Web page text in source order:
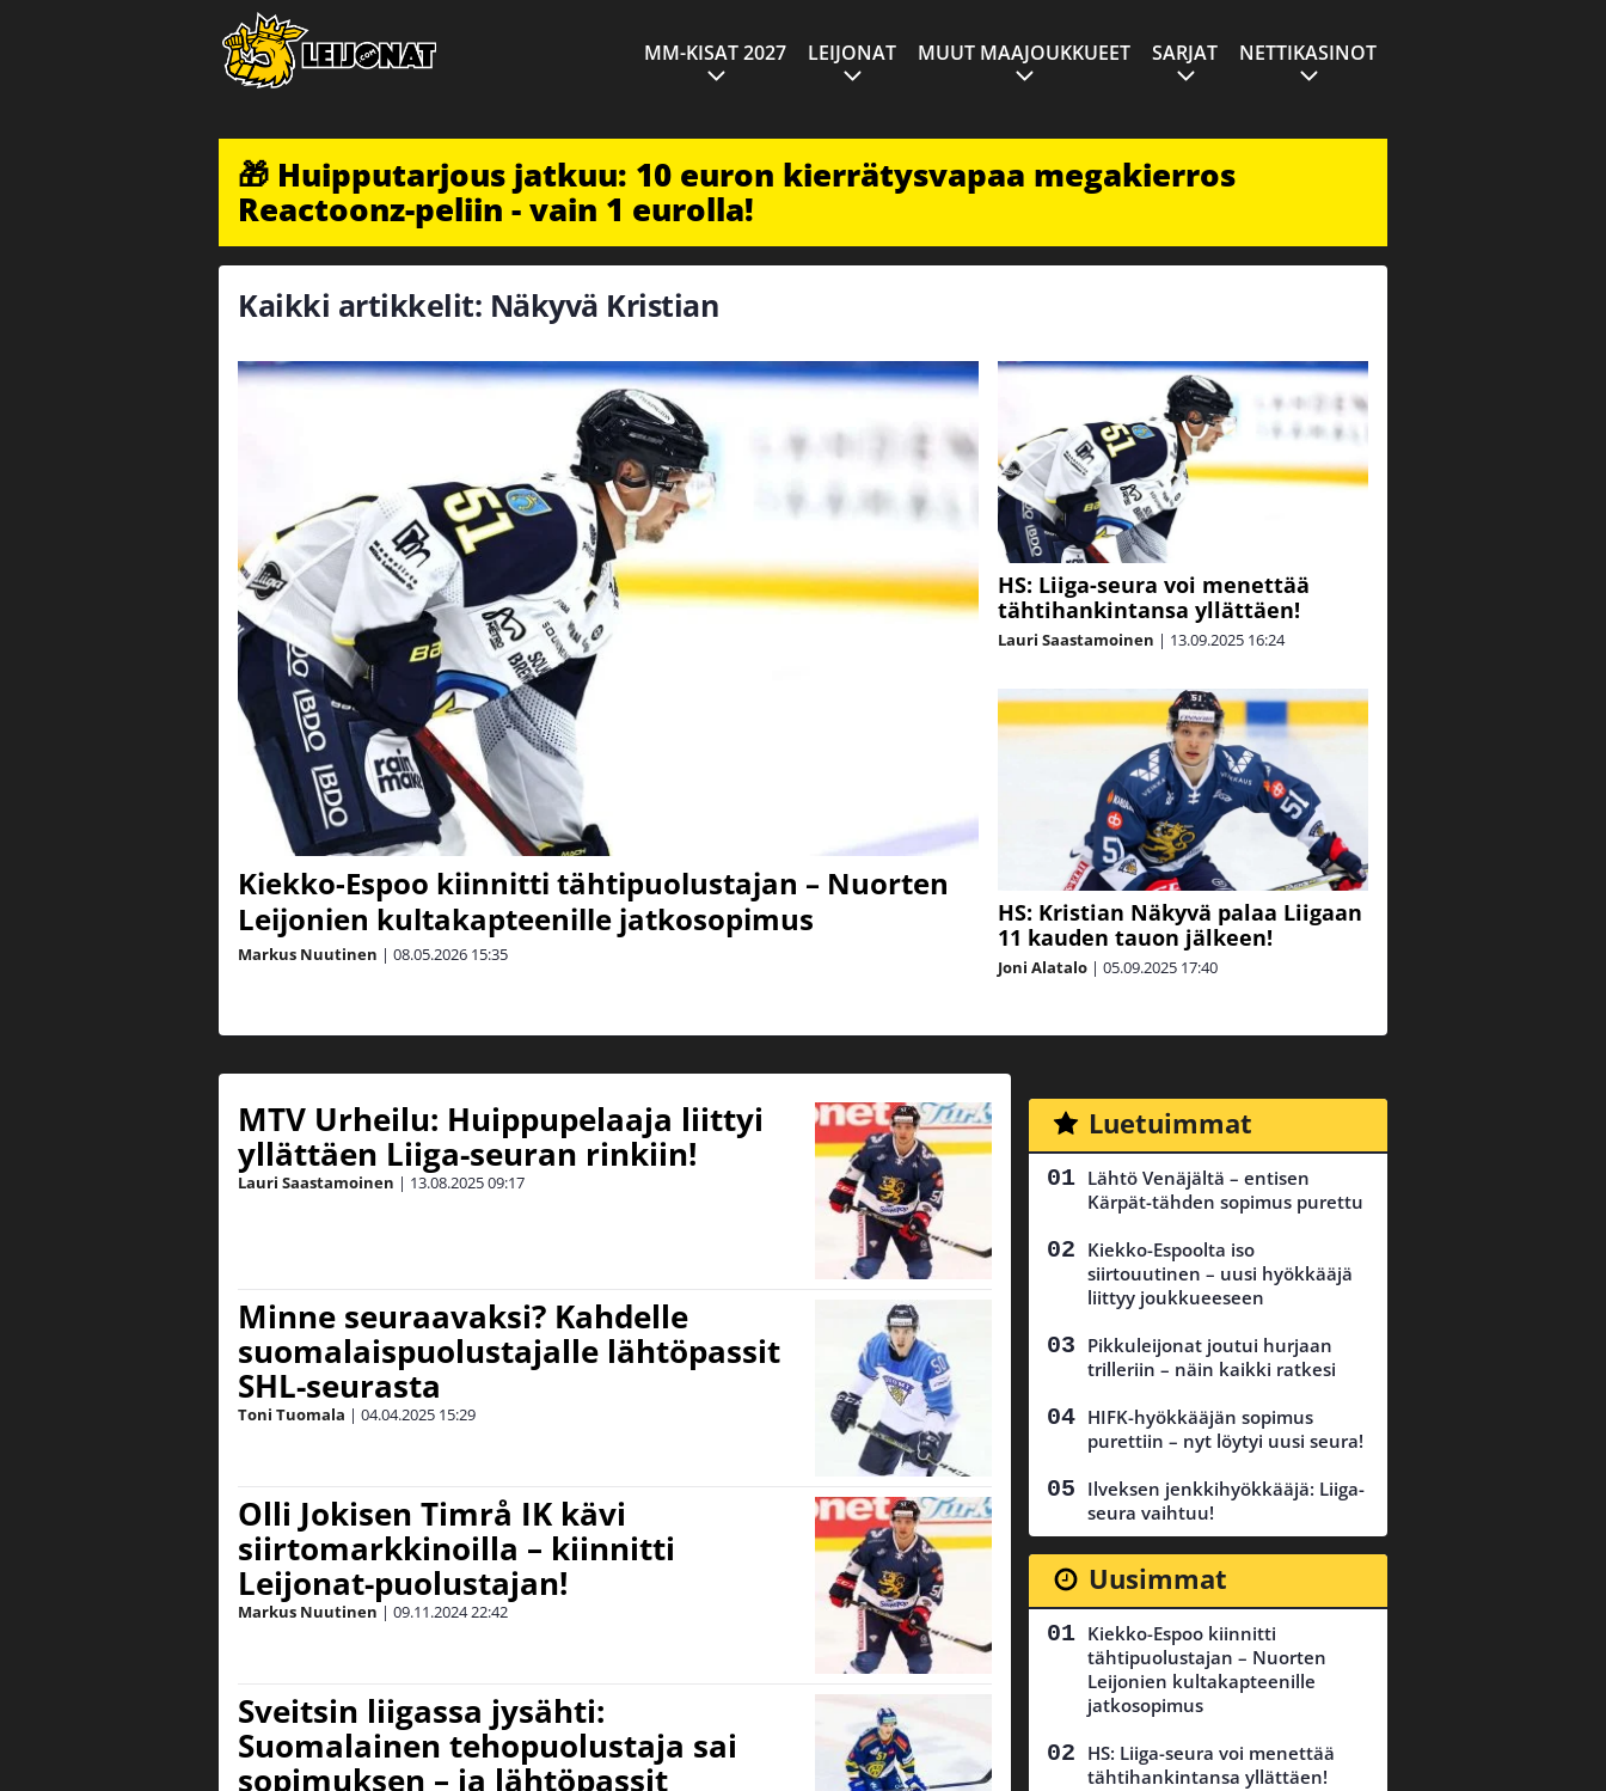
MM-KISAT 2027 LEIJONAT MUUT MAAJOUKKUEET SARJAT NETTIKASINOT
🎁 Huipputarjous jatkuu: 10 euron kierrätysvapaa megakierros
Reactoonz-peliin - vain 1 eurolla!
Kaikki artikkelit: Näkyvä Kristian
Kiekko-Espoo kiinnitti tähtipuolustajan – Nuorten
Leijonien kultakapteenille jatkosopimus
Markus Nuutinen | 08.05.2026 15:35
HS: Liiga-seura voi menettää
tähtihankintansa yllättäen!
Lauri Saastamoinen | 13.09.2025 16:24
HS: Kristian Näkyvä palaa Liigaan
11 kauden tauon jälkeen!
Joni Alatalo | 05.09.2025 17:40
MTV Urheilu: Huippupelaaja liittyi
yllättäen Liiga-seuran rinkiin!
Lauri Saastamoinen | 13.08.202509:17
Minne seuraavaksi? Kahdelle
suomalaispuolustajalle lähtöpassit
SHL-seurasta
Toni Tuomala | 04.04.2025 15:29
Olli Jokisen Timrå IK kävi
siirtomarkkinoilla – kiinnitti
Leijonat-puolustajan!
Markus Nuutinen | 09.11.202422:42
Sveitsin liigassa jysähti:
Suomalainen tehopuolustaja sai
sopimuksen – ja lähtöpassit
Luetuimmat
Lähtö Venäjältä – entisen
Kärpät-tähden sopimus purettu
Kiekko-Espoolta iso
siirtouutinen – uusi hyökkääjä
liittyy joukkueeseen
Pikkuleijonat joutui hurjaan
trilleriin – näin kaikki ratkesi
HIFK-hyökkääjän sopimus
purettiin – nyt löytyi uusi seura!
Ilveksen jenkkihyökkääjä: Liiga-
seura vaihtuu!
Uusimmat
Kiekko-Espoo kiinnitti
tähtipuolustajan – Nuorten
Leijonien kultakapteenille
jatkosopimus
HS: Liiga-seura voi menettää
tähtihankintansa yllättäen!